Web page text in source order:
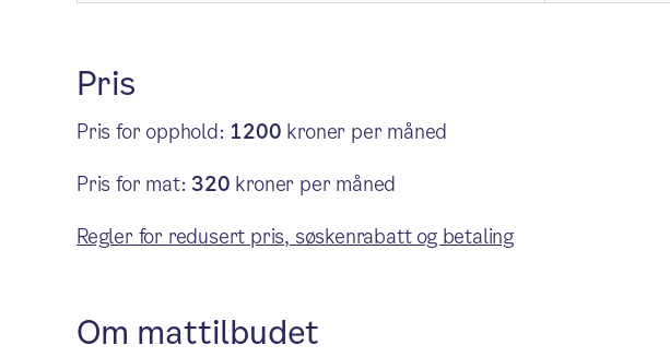
Pris
Pris for opphold: 1200 kroner per måned
Pris for mat:320 kroner per måned
Regler for redusert pris, søskenrabatt og betaling
Om mattilbudet